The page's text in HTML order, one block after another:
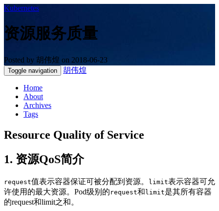
Kubernetes
资源服务质量
Posted by 胡伟煌 on 2018-06-23
Toggle navigation 胡伟煌
Home
About
Archives
Tags
Resource Quality of Service
1. 资源QoS简介
request值表示容器保证可被分配到资源。 limit表示容器可允
许使用的最大资源。Pod级别的 request和limit是其所有容器
的request和limit之和。